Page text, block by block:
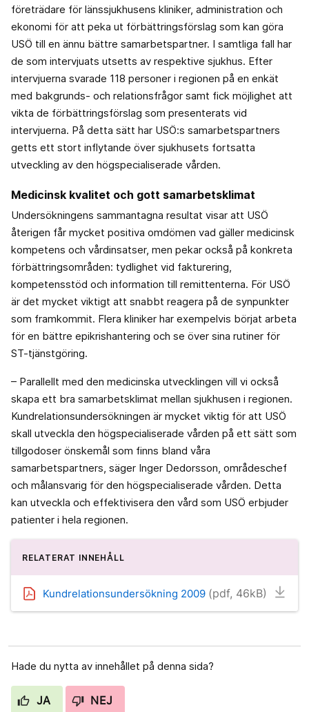
företrädare för länssjukhusens kliniker, administration och
ekonomi för att peka ut förbättringsförslag som kan göra
USÖ till en ännu bättre samarbetspartner. I samtliga fall har
de som intervjuats utsetts av respektive sjukhus. Efter
intervjuerna svarade 118 personer i regionen på en enkät
med bakgrunds- och relationsfrågor samt fick möjlighet att
vikta de förbättringsförslag som presenterats vid
intervjuerna. På detta sätt har USÖ:s samarbetspartners
getts ett stort inflytande över sjukhusets fortsatta
utveckling av den högspecialiserade vården.
Medicinsk kvalitet och gott samarbetsklimat
Undersökningens sammantagna resultat visar att USÖ
återigen får mycket positiva omdömen vad gäller medicinsk
kompetens och vårdinsatser, men pekar också på konkreta
förbättringsområden: tydlighet vid fakturering,
kompetensstöd och information till remittenterna. För USÖ
är det mycket viktigt att snabbt reagera på de synpunkter
som framkommit. Flera kliniker har exempelvis börjat arbeta
för en bättre epikrishantering och se över sina rutiner för
ST-tjänstgöring.
– Parallellt med den medicinska utvecklingen vill vi också
skapa ett bra samarbetsklimat mellan sjukhusen i regionen.
Kundrelationsundersökningen är mycket viktig för att USÖ
skall utveckla den högspecialiserade vården på ett sätt som
tillgodoser önskemål som finns bland våra
samarbetspartners, säger Inger Dedorsson, områdeschef
och målansvarig för den högspecialiserade vården. Detta
kan utveckla och effektivisera den vård som USÖ erbjuder
patienter i hela regionen.
RELATERAT INNEHÅLL
Kundrelationsundersökning 2009 (pdf, 46kB)
Hade du nytta av innehållet på denna sida?
JA NEJ